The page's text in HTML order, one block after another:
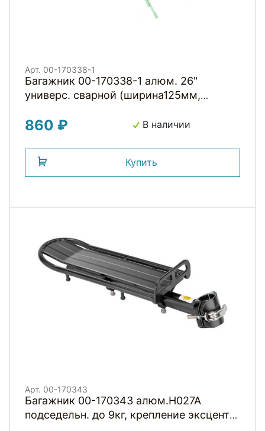
Арт. 00-170338-1
Багажник 00-170338-1 алюм. 26"
универс. сварной (ширина125мм,
HORST
860 ₽ В наличии
Купить
Арт. 00-170343
Багажник 00-170343 алюм.H027A
подседельн. до 9кг, крепление эксцентр.